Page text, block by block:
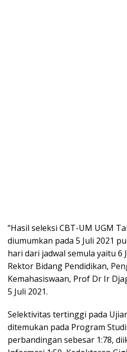
“Hasil seleksi CBT-UM UGM
diumumkan pada 5 Juli 2021
hari dari jadwal semula yaitu 6
Rektor Bidang Pendidikan,
Kemahasiswaan, Prof Dr Ir
5 Juli 2021.
Selektivitas tertinggi pada
ditemukan pada Program
perbandingan sebesar 1:78,